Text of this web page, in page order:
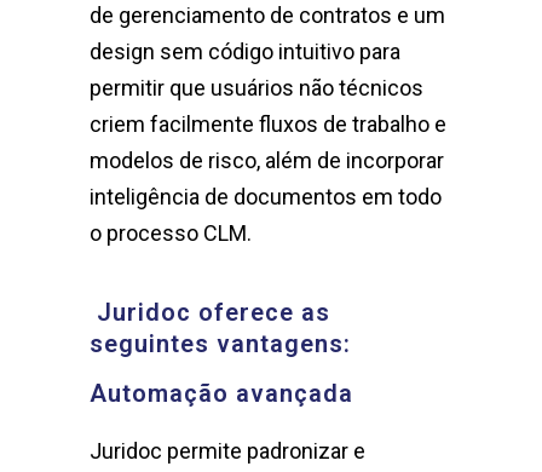
de gerenciamento de contratos e um
design sem código intuitivo para
permitir que usuários não técnicos
criem facilmente fluxos de trabalho e
modelos de risco, além de incorporar
inteligência de documentos em todo
o processo CLM.
Juridoc oferece as
seguintes vantagens:
Automação avançada
Juridoc permite padronizar e